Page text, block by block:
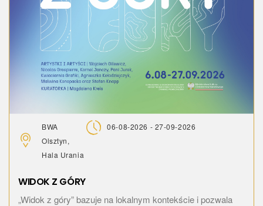
BWA
Olsztyn,
Hala Urania
06-08-2026 - 27-09-2026
WIDOK Z GÓRY
„Widok z góry” bazuje na lokalnym kontekście i pozwala